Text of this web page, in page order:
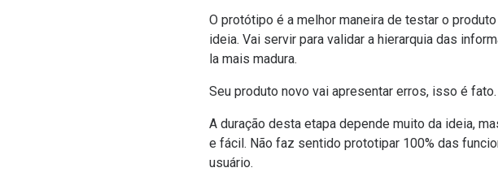
O protótipo é a melhor maneira de testar o
ideia. Vai servir para validar a hierarquia das
la mais madura.
Seu produto novo vai apresentar erros, isso é
A duração desta etapa depende muito da ideia,
e fácil. Não faz sentido prototipar 100% das
usuário.